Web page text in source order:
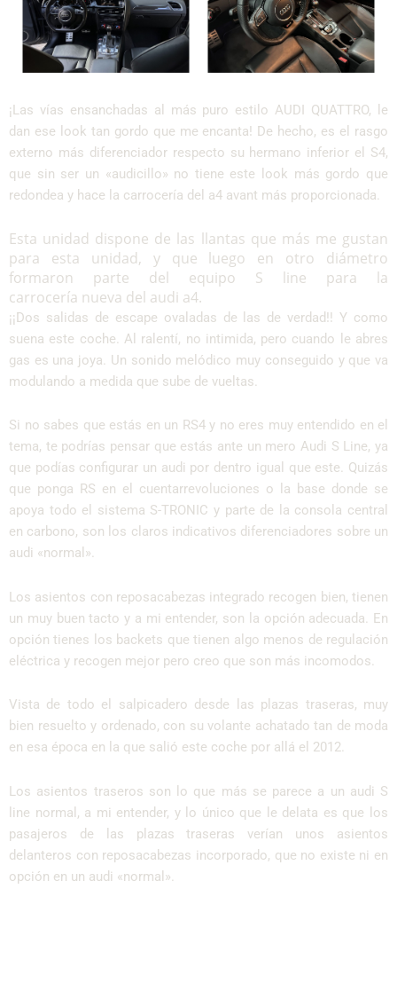
¡Las vías ensanchadas al más puro estilo AUDI QUATTRO, le
dan ese look tan gordo que me encanta! De hecho, es el rasgo
externo más diferenciador respecto su hermano inferior el S4,
que sin ser un «audicillo» no tiene este look más gordo que
redondea y hace la carrocería del a4 avant más proporcionada.
Esta unidad dispone de las llantas que más me gustan
para esta unidad, y que luego en otro diámetro
formaron parte del equipo S line para la
carrocería nueva del audi a4.
¡¡Dos salidas de escape ovaladas de las de verdad!! Y como
suena este coche. Al ralentí, no intimida, pero cuando le abres
gas es una joya. Un sonido melódico muy conseguido y que va
modulando a medida que sube de vueltas.
Si no sabes que estás en un RS4 y no eres muy entendido en el
tema, te podrías pensar que estás ante un mero Audi S Line, ya
que podías configurar un audi por dentro igual que este. Quizás
que ponga RS en el cuentarrevoluciones o la base donde se
apoya todo el sistema S-TRONIC y parte de la consola central
en carbono, son los claros indicativos diferenciadores sobre un
audi «normal».
Los asientos con reposacabezas integrado recogen bien, tienen
un muy buen tacto y a mi entender, son la opción adecuada. En
opción tienes los backets que tienen algo menos de regulación
eléctrica y recogen mejor pero creo que son más incomodos.
Vista de todo el salpicadero desde las plazas traseras, muy
bien resuelto y ordenado, con su volante achatado tan de moda
en esa época en la que salió este coche por allá el 2012.
Los asientos traseros son lo que más se parece a un audi S
line normal, a mi entender, y lo único que le delata es que los
pasajeros de las plazas traseras verían unos asientos
delanteros con reposacabezas incorporado, que no existe ni en
opción en un audi «normal».